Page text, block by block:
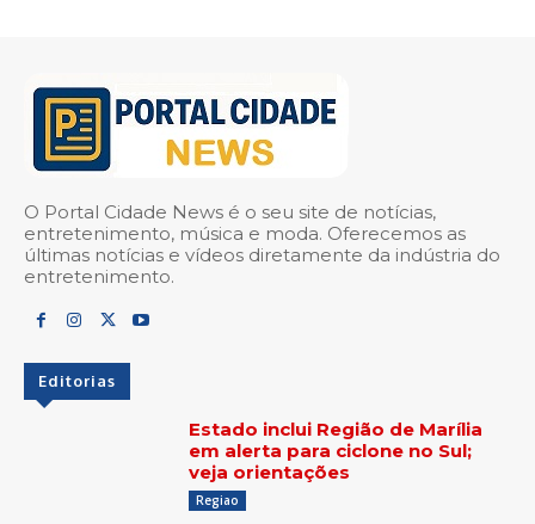
O Portal Cidade News é o seu site de notícias,
entretenimento, música e moda. Oferecemos as
últimas notícias e vídeos diretamente da indústria do
entretenimento.
Editorias
Estado inclui Região de Marília
em alerta para ciclone no Sul;
veja orientações
Regiao